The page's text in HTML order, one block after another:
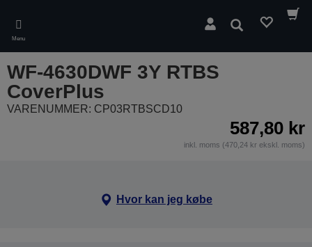
main
content
Menu
Søg
WF-4630DWF 3Y RTBS
CoverPlus
VARENUMMER: CP03RTBSCD10
587,80 kr
inkl. moms (470,24 kr ekskl. moms)
Hvor kan jeg købe